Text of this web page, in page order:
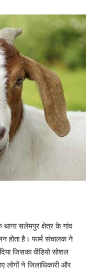
सलेमपुर क्षेत्र के गांव
होता है। फार्म संचालक ने
जिसका वीडियो सोशल
लोगों ने जिलाधिकारी और